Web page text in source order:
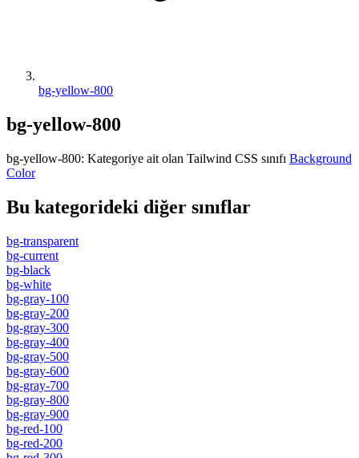
bg-yellow-800
bg-yellow-800
bg-yellow-800: Kategoriye ait olan Tailwind CSS sınıfı Background
Color
Bu kategorideki diğer sınıflar
bg-transparent
bg-current
bg-black
bg-white
bg-gray-100
bg-gray-200
bg-gray-300
bg-gray-400
bg-gray-500
bg-gray-600
bg-gray-700
bg-gray-800
bg-gray-900
bg-red-100
bg-red-200